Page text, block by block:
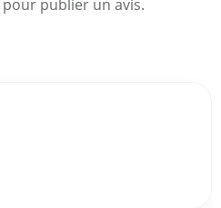
pour publier un avis.